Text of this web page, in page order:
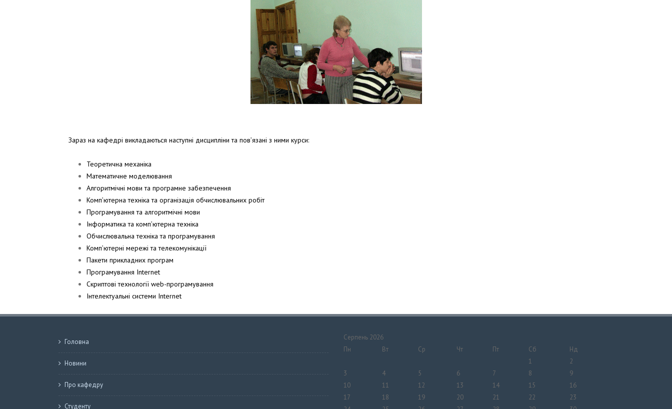
Зараз на кафедрі викладаються наступні дисципліни та пов’язані з ними курси:
Теоретична механіка
Математичне моделювання
Алгоритмічні мови та програмне забезпечення
Комп’ютерна техніка та організація обчислювальних робіт
Програмування та алгоритмічні мови
Інформатика та комп’ютерна техніка
Обчислювальна техніка та програмування
Комп’ютерні мережі та телекомунікації
Пакети прикладних програм
Програмування Internet
Скриптові технології web-програмування
Інтелектуальні системи Internet
Головна
Новини
Про кафедру
Студенту
Серпень 2026
Пн
Вт Ср Чт Пт Сб
Нд
1
2
3
4 5 6 7 8
9
10
11 12 13 14 15
16
17
18 19 20 21 22
23